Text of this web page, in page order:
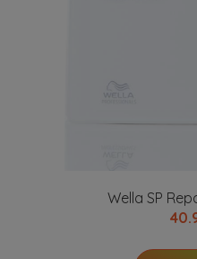
Wella SP